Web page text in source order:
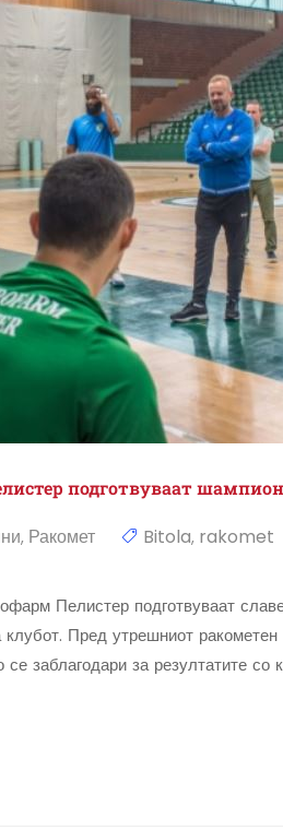
подготвуваат
, Ракомет Bitola, rakomet
Пелистер подготвуваат
Пред утрешниот
се заблагодари за резултатите